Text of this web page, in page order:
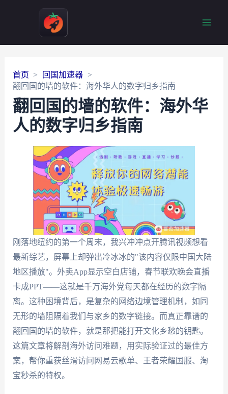
首页
回国加速器
翻回国的墙的软件：海外华人的数字归乡指南
翻回国的墙的软件：海外华
人的数字归乡指南
刚落地纽约的第一个周末，我兴冲冲点开腾讯视频想看
最新综艺，屏幕上却弹出冷冰冰的"该内容仅限中国大陆
地区播放"。外卖App显示空白店铺，春节联欢晚会直播
卡成PPT——这就是千万海外党每天都在经历的数字隔
离。这种困境背后，是复杂的网络边境管理机制，如同
无形的墙阻隔着我们与家乡的数字链接。而真正靠谱的
翻回国的墙的软件，就是那把能打开文化乡愁的钥匙。
这篇文章将解剖海外访问难题，用实际验证过的最佳方
案，帮你重获丝滑访问网易云歌单、王者荣耀国服、淘
宝秒杀的特权。